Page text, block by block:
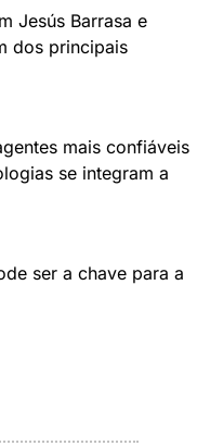
Jesús Barrasa e
dos principais
mais confiáveis
se integram a
ser a chave para a